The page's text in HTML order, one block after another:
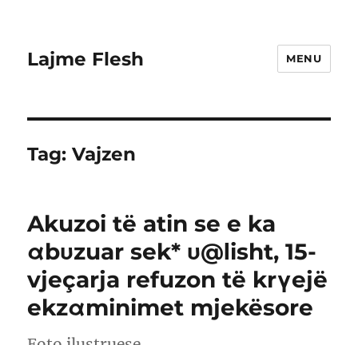
Lajme Flesh MENU
Tag:Vajzen
Akuzoi të atin se e ka
αbυzuar sek* υ@Ιisht, 15-
vjeçarja refuzon të krγejë
ekzαminimet mjekësore